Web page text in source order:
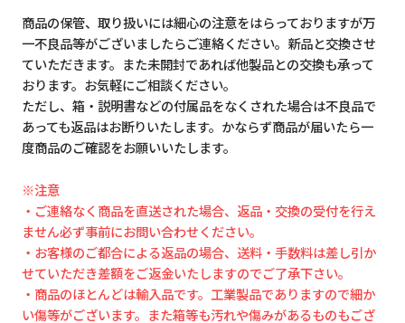
商品の保管、取り扱いには細心の注意をはらっておりますが万
一不良品等がございましたらご連絡ください。新品と交換させ
ていただきます。また未開封であれば他製品との交換も承って
おります。お気軽にご相談ください。
ただし、箱・説明書などの付属品をなくされた場合は不良品で
あっても返品はお断りいたします。かならず商品が届いたら一
度商品のご確認をお願いいたします。
※注意
・ご連絡なく商品を直送された場合、返品・交換の受付を行え
ません必ず事前にお問い合わせください。
・お客様のご都合による返品の場合、送料・手数料は差し引か
せていただき差額をご返金いたしますのでご了承下さい。
・商品のほとんどは輸入品です。工業製品でありますので細か
い傷等がございます。また箱等も汚れや傷みがあるものもござ